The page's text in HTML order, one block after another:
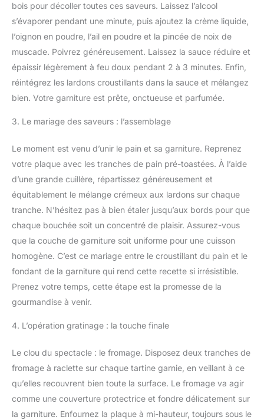
bois pour décoller toutes ces saveurs. Laissez l’alcool
s’évaporer pendant une minute, puis ajoutez la crème liquide,
l’oignon en poudre, l’ail en poudre et la pincée de noix de
muscade. Poivrez généreusement. Laissez la sauce réduire et
épaissir légèrement à feu doux pendant 2 à 3 minutes. Enfin,
réintégrez les lardons croustillants dans la sauce et mélangez
bien. Votre garniture est prête, onctueuse et parfumée.
3. Le mariage des saveurs : l’assemblage
Le moment est venu d’unir le pain et sa garniture. Reprenez
votre plaque avec les tranches de pain pré-toastées. À l’aide
d’une grande cuillère, répartissez généreusement et
équitablement le mélange crémeux aux lardons sur chaque
tranche. N’hésitez pas à bien étaler jusqu’aux bords pour que
chaque bouchée soit un concentré de plaisir. Assurez-vous
que la couche de garniture soit uniforme pour une cuisson
homogène. C’est ce mariage entre le croustillant du pain et le
fondant de la garniture qui rend cette recette si irrésistible.
Prenez votre temps, cette étape est la promesse de la
gourmandise à venir.
4. L’opération gratinage : la touche finale
Le clou du spectacle : le fromage. Disposez deux tranches de
fromage à raclette sur chaque tartine garnie, en veillant à ce
qu’elles recouvrent bien toute la surface. Le fromage va agir
comme une couverture protectrice et fondre délicatement sur
la garniture. Enfournez la plaque à mi-hauteur, toujours sous le